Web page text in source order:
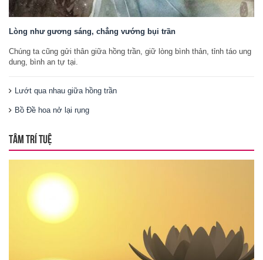
Lòng như gương sáng, chẳng vướng bụi trần
Chúng ta cũng gửi thân giữa hồng trần, giữ lòng bình thản, tỉnh táo ung
dung, bình an tự tại.
Lướt qua nhau giữa hồng trần
Bồ Đề hoa nở lại rụng
TÂM TRÍ TUỆ